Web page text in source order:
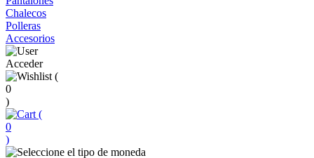
Chalecos
Polleras
Accesorios
Acceder
(
0
)
(
0
)